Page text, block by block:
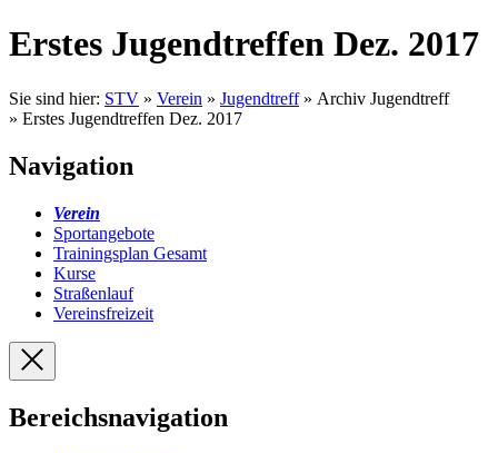
Erstes Jugendtreffen Dez. 2017
Sie sind hier: STV » Verein » Jugendtreff» Archiv Jugendtreff
» Erstes Jugendtreffen Dez. 2017
Navigation
Verein
Sportangebote
Trainingsplan Gesamt
Kurse
Straßenlauf
Vereinsfreizeit
Bereichsnavigation